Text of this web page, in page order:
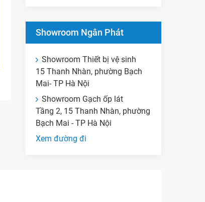
Showroom Ngân Phát
Showroom Thiết bị vệ sinh
15 Thanh Nhàn, phường Bạch
Mai- TP Hà Nội
Showroom Gạch ốp lát
Tầng 2, 15 Thanh Nhàn, phường
Bạch Mai - TP Hà Nội
Xem đường đi